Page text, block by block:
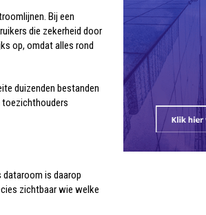
Bij een
die zekerheid door
op, omdat alles rond
duizenden bestanden
toezichthouders
dataroom is daarop
zichtbaar wie welke